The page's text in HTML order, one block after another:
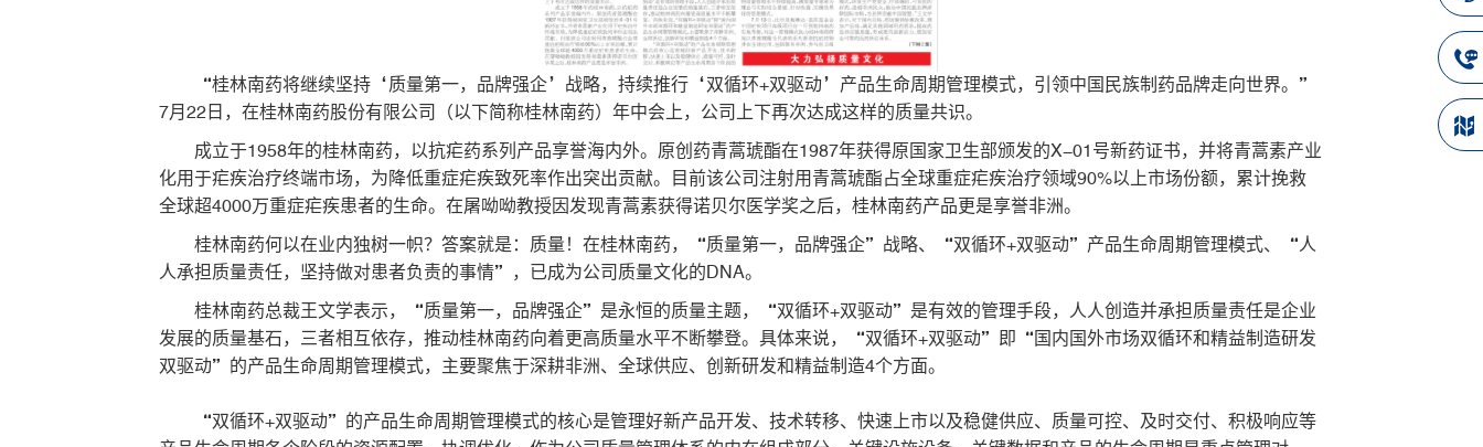
“桂林南药将继续坚持‘质量第一，品牌强企’战略，持续推行‘双循环+双驱动’产品生命周期管理模式，引领中国民族制药品牌走向世界。”
7月22日，在桂林南药股份有限公司（以下简称桂林南药）年中会上，公司上下再次达成这样的质量共识。
成立于1958年的桂林南药，以抗疟药系列产品享誉海内外。原创药青蒿琥酯在1987年获得原国家卫生部颁发的X-01号新药证书，并将青蒿素产业
化用于疟疾治疗终端市场，为降低重症疟疾致死率作出突出贡献。目前该公司注射用青蒿琥酯占全球重症疟疾治疗领域90%以上市场份额，累计挽救
全球超4000万重症疟疾患者的生命。在屠呦呦教授因发现青蒿素获得诺贝尔医学奖之后，桂林南药产品更是享誉非洲。
桂林南药何以在业内独树一帜？答案就是：质量！在桂林南药，“质量第一，品牌强企”战略、“双循环+双驱动”产品生命周期管理模式、“人
人承担质量责任，坚持做对患者负责的事情”，已成为公司质量文化的DNA。
桂林南药总裁王文学表示，“质量第一，品牌强企”是永恒的质量主题，“双循环+双驱动”是有效的管理手段，人人创造并承担质量责任是企业
发展的质量基石，三者相互依存，推动桂林南药向着更高质量水平不断攀登。具体来说，“双循环+双驱动”即“国内国外市场双循环和精益制造研发
双驱动”的产品生命周期管理模式，主要聚焦于深耕非洲、全球供应、创新研发和精益制造4个方面。
“双循环+双驱动”的产品生命周期管理模式的核心是管理好新产品开发、技术转移、快速上市以及稳健供应、质量可控、及时交付、积极响应等